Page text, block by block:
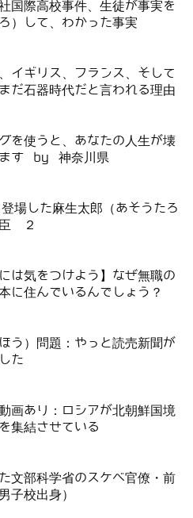
国際高校事件、生徒が事実を
）して、わかった事実
イギリス、フランス、そして
だ石器時代だと言われる理由
を使うと、あなたの人生が壊
ます by 神奈川県
場した麻生太郎（あそうたろ
臣 ２
は気をつけよう】なぜ無職の
に住んでいるんでしょう？
う）問題：やっと読売新聞が
た
画あり：ロシアが北朝鮮国境
集結させている
文部科学省のスケベ官僚・前
子校出身）